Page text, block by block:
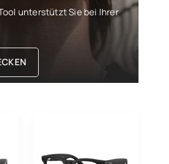
unterstützt Sie bei Ihrer